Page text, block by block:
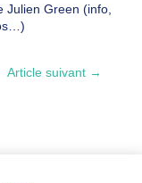
Julien Green (info,
Article suivant →